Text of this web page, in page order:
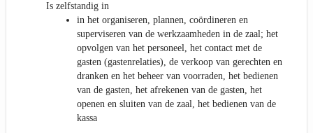
Is zelfstandig in
in het organiseren, plannen, coördineren en
superviseren van de werkzaamheden in de zaal; het
opvolgen van het personeel, het contact met de
gasten (gastenrelaties), de verkoop van gerechten en
dranken en het beheer van voorraden, het bedienen
van de gasten, het afrekenen van de gasten, het
openen en sluiten van de zaal, het bedienen van de
kassa